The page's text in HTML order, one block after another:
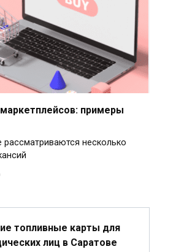
примеры
рассматриваются несколько
топливные карты для
лиц в Саратове